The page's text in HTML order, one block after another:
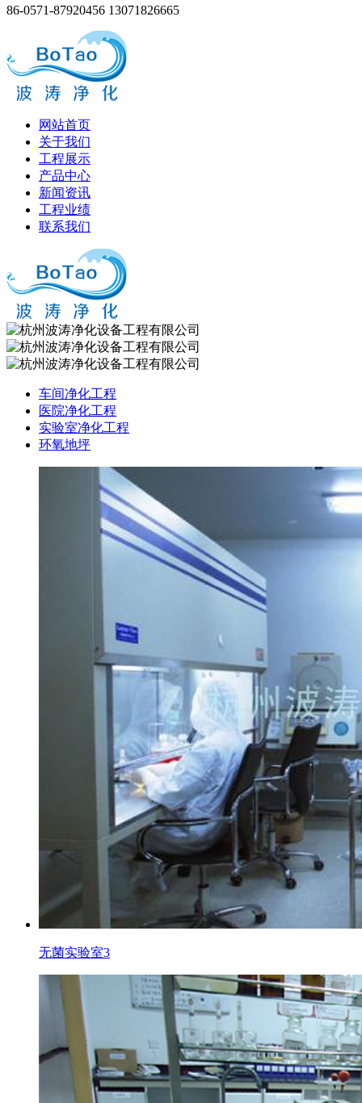
86-0571-87920456 13071826665
网站首页
关于我们
工程展示
产品中心
新闻资讯
工程业绩
联系我们
车间净化工程
医院净化工程
实验室净化工程
环氧地坪
无菌实验室3